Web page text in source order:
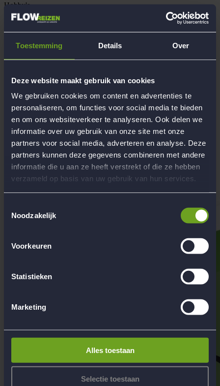
Toestemming Details Over
Deze website maakt gebruik van cookies
We gebruiken cookies om content en advertenties te
personaliseren, om functies voor social media te bieden
en om ons websiteverkeer te analyseren. Ook delen we
informatie over uw gebruik van onze site met onze
partners voor social media, adverteren en analyse. Deze
partners kunnen deze gegevens combineren met andere
informatie die u aan ze heeft verstrekt of die ze hebben
verzameld op basis van uw gebruik van hun services.
Noodzakelijk
Voorkeuren
Statistieken
Marketing
Alles toestaan
Selectie toestaan
Hobby's
Muziek, Fietsen, Wandelen, Dansen, Tender-clownen, mijn
konijn (Bunny)
Opleiding/beroep
Recente reiservaringen met Flow
7-Daagse magische Kerstreis naar De Haan/Brugge, België,
Cyprus, 13-Daagse ultieme avonturenreis naar de
indrukwekkende Spaanse Pyreneeën, 15-daagse
onvergetelijke roadtrip West Coast USA, 10-Daagse winterse
excursiereis naar Dorfgastein, Oostenrijk
Persoonlijke reiservaring
Italië, Spanje, Mallorca, Zweden, Noorwegen, Portugal,
Curaçao, Zuid-Afrika
Begeleiding
Werken bij Flow Reizen
Hoofdkantoor Flow Reizen